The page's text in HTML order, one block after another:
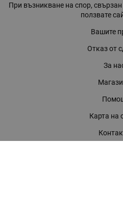
При възникване на спор,
ползвате
Вашите
Отказ от
За
Карта на